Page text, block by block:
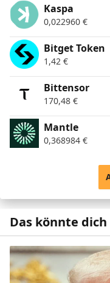
Kaspa
0,022960 €
Bitget Token
1,42 €
Bittensor
170,48 €
Mantle
0,368984 €
Das könnte